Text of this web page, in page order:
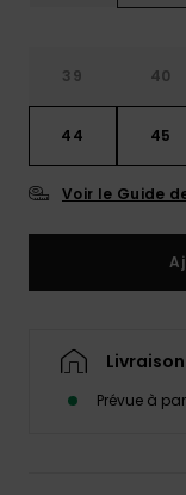
39 40
44 45
Voir le Guide
Prévue à